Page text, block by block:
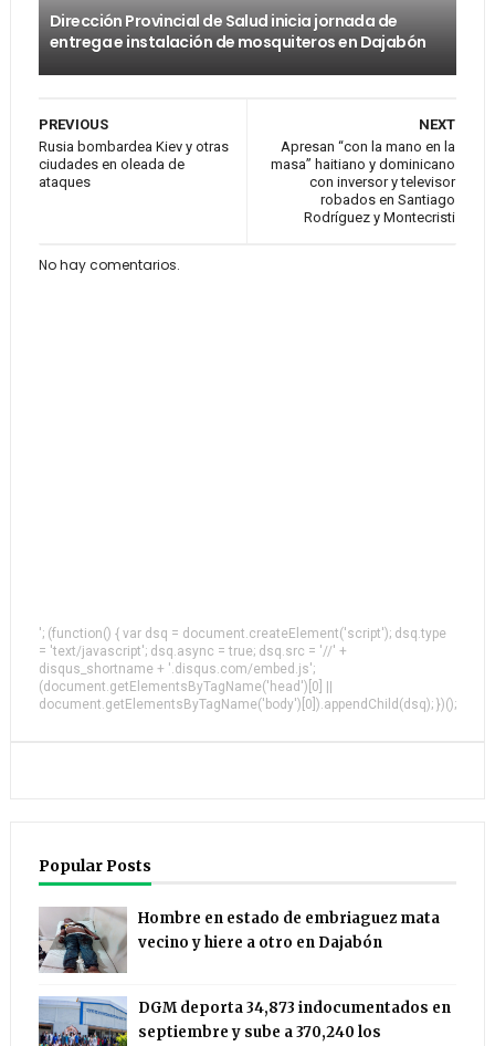
Dirección Provincial de Salud inicia jornada de
entrega e instalación de mosquiteros en Dajabón
NEXT
Apresan “con la mano en la
masa” haitiano y dominicano
con inversor y televisor
robados en Santiago
Rodríguez y Montecristi
PREVIOUS
Rusia bombardea Kiev y otras
ciudades en oleada de
ataques
No hay comentarios.
'; (function() { var dsq = document.createElement('script'); dsq.type
= 'text/javascript'; dsq.async = true; dsq.src = '//' +
disqus_shortname + '.disqus.com/embed.js';
(document.getElementsByTagName('head')[0] ||
document.getElementsByTagName('body')[0]).appendChild(dsq); })();
Popular Posts
Hombre en estado de embriaguez mata
vecino y hiere a otro en Dajabón
DGM deporta 34,873 indocumentados en
septiembre y sube a 370,240 los